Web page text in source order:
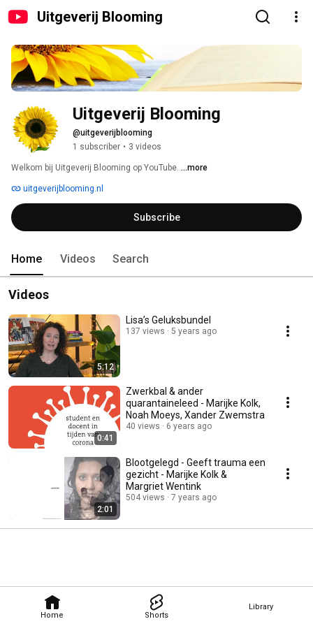
Uitgeverij Blooming
Home Shorts
Library
Uitgeverij Blooming
@uitgeverijblooming
1 subscriber • 3 videos
Welkom bij Uitgeverij Blooming op YouTube. ...more
uitgeverijblooming.nl
Subscribe
Home Videos Search
Videos
5:12
Lisa’s Geluksbundel
137 views 5 years ago
0:41
Zwerkbal & ander
quarantaineleed - Marijke Kolk,
Noah Moeys, Xander Zwemstra
40 views 6 years ago
2:01
Blootgelegd - Geeft trauma een
gezicht - Marijke Kolk &
Margriet Wentink
504 views 7 years ago